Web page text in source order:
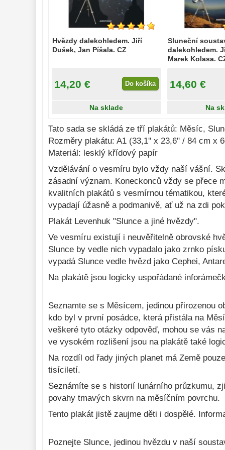
Hvězdy dalekohledem. Jiří
Dušek, Jan Píšala. CZ
14,20 € Do košíka
Na sklade
Sluneční
dalekohledem.
Marek Kolasa.
14,60 €
Na
Planety. Zdeněk Pokorný,
Michal Švanda.
Na sklade
Měsíček u
Rükl.
Na
Tato sada se skládá ze tří plakátů: Měsíc,
Rozměry plakátu: A1 (33,1'' x 23,6'' / 84 cm x
Materiál: lesklý křídový papír
Vzdělávání o vesmíru bylo vždy naší vášní.
zásadní význam. Koneckonců vždy se přece
kvalitních plakátů s vesmírnou tématikou,
vypadají úžasně a podmanivě, ať už na zdi
Plakát Levenhuk "Slunce a jiné hvězdy".
Ve vesmíru existují i neuvěřitelně obrovské
Slunce by vedle nich vypadalo jako zrnko
vypadá Slunce vedle hvězd jako Cephei,
Na plakátě jsou logicky uspořádané
Seznamte se s Měsícem, jedinou přirozenou
kdo byl v první posádce, která přistála na
veškeré tyto otázky odpověď, mohou se vás
ve vysokém rozlišení jsou na plakátě také
Na rozdíl od řady jiných planet má Země
tisíciletí.
Seznámíte se s historií lunárního průzkumu,
povahy tmavých skvrn na měsíčním povrchu.
Tento plakát jistě zaujme děti i dospělé.
Poznejte Slunce, jedinou hvězdu v naší